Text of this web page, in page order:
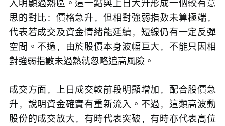
入明顯過熱區。這一點與上日大升形成一個較有意
思的對比：價格急升，但相對強弱指數未算極端，
代表若成交及資金情緒能延續，短線仍有一定反彈
空間。不過，由於股價本身波幅巨大，不能只因相
對強弱指數未過熱就忽略追高風險。
成交方面，上日成交較前段明顯增加，配合股價急
升，說明資金確實有重新流入。不過，這類高波動
股份的成交放大，有時代表突破，有時亦代表高位